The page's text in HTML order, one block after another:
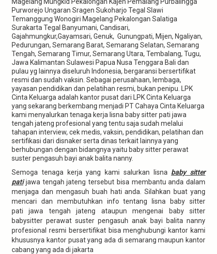
Purworejo Ungaran Sragen Sukoharjo Tegal Slawi
Temanggung Wonogiri Magelang Pekalongan Salatiga
Surakarta Tegal Banyumani, Candisari,
Gajahmungkur,Gayamsari, Genuk, Gunungpati, Mijen, Ngaliyan,
Pedurungan, Semarang Barat, Semarang Selatan, Semarang
Tengah, Semarang Timur, Semarang Utara, Tembalang, Tugu,
Jawa Kalimantan Sulawesi Papua Nusa Tenggara Bali dan
pulau yg lainnya diseluruh Indonesia, bergaransi bersertifikat
resmi dan sudah vaksin. Sebagai perusahaan, lembaga,
yayasan pendidikan dan pelatihan resmi, bukan penipu. LPK
Cinta Keluarga adalah kantor pusat dari LPK Cinta Keluarga
yang sekarang berkembang menjadi PT Cahaya Cinta Keluarga
kami menyalurkan tenaga kerja lisna baby sitter pati jawa
tengah jateng profesional yang tentu saja sudah melalui
tahapan interview, cek medis, vaksin, pendidikan, pelatihan dan
sertifikasi dari disnaker serta dinas terkait lainnya yang
berhubungan dengan bidangnya yaitu baby sitter perawat
suster pengasuh bayi anak balita nanny.
Semoga tenaga kerja yang kami salurkan lisna baby sitter
patijawa tengah jateng tersebut bisa membantu anda dalam
menjaga dan mengasuh buah hati anda. Silahkan buat yang
mencari dan membutuhkan info tentang lisna baby sitter
pati jawa tengah jateng ataupun mengenai baby sitter
babysitter perawat suster pengasuh anak bayi balita nanny
profesional resmi bersertifikat bisa menghubungi kantor kami
khususnya kantor pusat yang ada di semarang maupun kantor
cabang yang ada di jakarta